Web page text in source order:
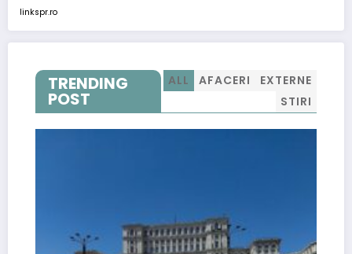
linkspr.ro
TRENDING
POST
ALL AFACERI
EXTERNE
STIRI